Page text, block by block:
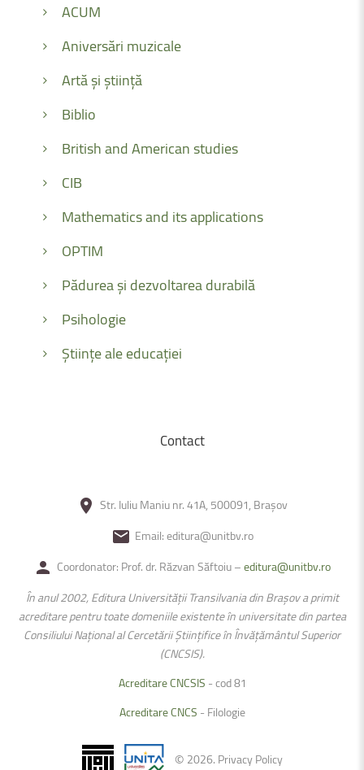
ACUM
Aniversări muzicale
Artă și știință
Biblio
British and American studies
CIB
Mathematics and its applications
OPTIM
Pădurea și dezvoltarea durabilă
Psihologie
Științe ale educației
Contact
Str. Iuliu Maniu nr. 41A, 500091, Brașov
Email: editura@unitbv.ro
Coordonator: Prof. dr. Răzvan Săftoiu –editura@unitbv.ro
În anul 2002, Editura Universității Transilvania din Braşov a primit
acreditare pentru toate domeniile existente în universitate din partea
Consiliului Național al Cercetării Ştiințifice în Învățământul Superior
(CNCSIS).
Acreditare CNCSIS - cod 81
Acreditare CNCS - Filologie
© 2026. Privacy Policy